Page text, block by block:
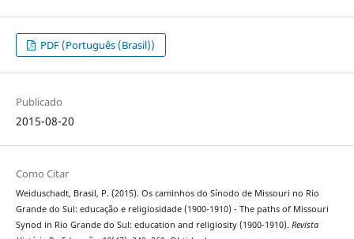
PDF (Português (Brasil))
Publicado
2015-08-20
Como Citar
Weiduschadt, Brasil, P. (2015). Os caminhos do Sínodo de Missouri no Rio
Grande do Sul: educação e religiosidade (1900-1910) - The paths of Missouri
Synod in Rio Grande do Sul: education and religiosity (1900-1910). Revista